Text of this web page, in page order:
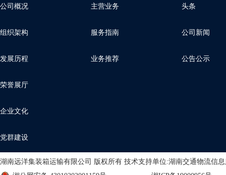
公司概况 主营业务 头条
组织架构 服务指南 公司新闻
发展历程 业务推荐 公告公示
荣誉展厅
企业文化
党群建设
湖南远洋集装箱运输有限公司 版权所有 技术支持单位:湖南交通物流信